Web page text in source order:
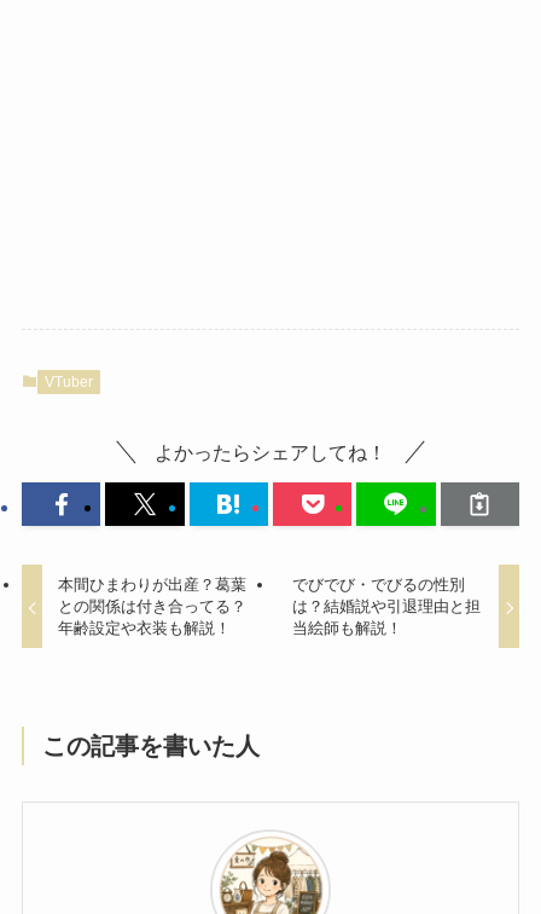
VTuber
よかったらシェアしてね！
本間ひまわりが出産？葛葉
との関係は付き合ってる？
年齢設定や衣装も解説！
でびでび・でびるの性別
は？結婚説や引退理由と担
当絵師も解説！
この記事を書いた人